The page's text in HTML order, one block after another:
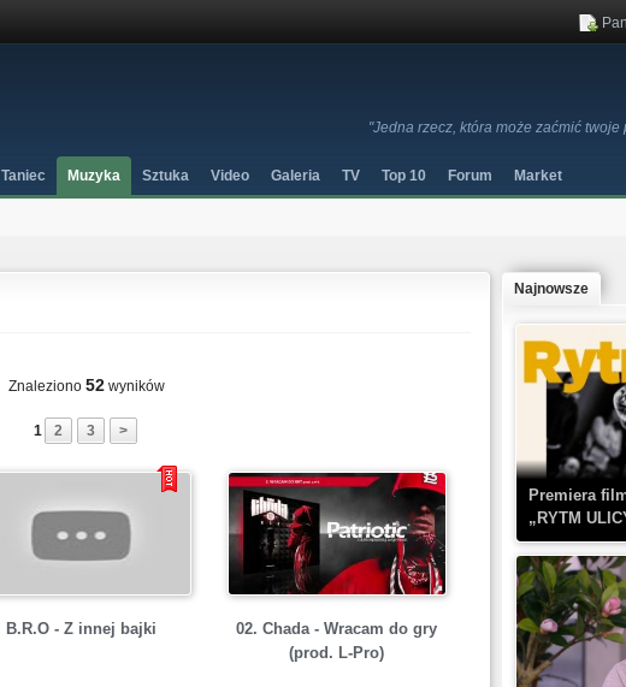
"Jedna rzecz, która może zaćmić twoje
Taniec Muzyka Sztuka Video Galeria TV Top 10 Forum Market
Znaleziono 52 wyników
1 2 3 >
B.R.O - Z innej bajki
02. Chada - Wracam do gry
(prod. L-Pro)
Najnowsze
Premiera
„RYTM